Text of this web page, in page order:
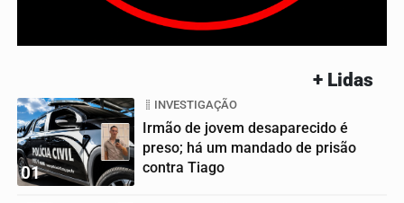
+ Lidas
01
INVESTIGAÇÃO
Irmão de jovem desaparecido é
preso; há um mandado de prisão
contra Tiago